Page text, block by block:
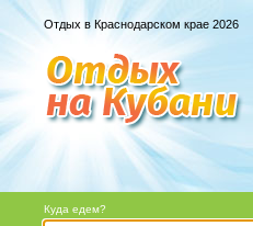
Отдых в Краснодарском крае 2026
Куда едем?